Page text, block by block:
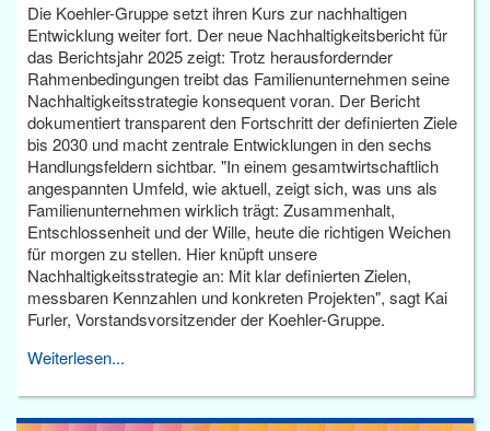
Die Koehler-Gruppe setzt ihren Kurs zur nachhaltigen
Entwicklung weiter fort. Der neue Nachhaltigkeitsbericht für
das Berichtsjahr 2025 zeigt: Trotz herausfordernder
Rahmenbedingungen treibt das Familienunternehmen seine
Nachhaltigkeitsstrategie konsequent voran. Der Bericht
dokumentiert transparent den Fortschritt der definierten Ziele
bis 2030 und macht zentrale Entwicklungen in den sechs
Handlungsfeldern sichtbar. "In einem gesamtwirtschaftlich
angespannten Umfeld, wie aktuell, zeigt sich, was uns als
Familienunternehmen wirklich trägt: Zusammenhalt,
Entschlossenheit und der Wille, heute die richtigen Weichen
für morgen zu stellen. Hier knüpft unsere
Nachhaltigkeitsstrategie an: Mit klar definierten Zielen,
messbaren Kennzahlen und konkreten Projekten", sagt Kai
Furler, Vorstandsvorsitzender der Koehler-Gruppe.
Weiterlesen...